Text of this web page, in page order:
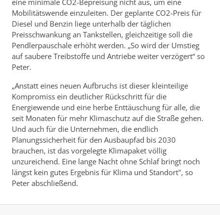
eine minimale CO2-Bepreisung nicht aus, um eine
Mobilitätswende einzuleiten. Der geplante CO2-Preis für
Diesel und Benzin liege unterhalb der täglichen
Preisschwankung an Tankstellen, gleichzeitige soll die
Pendlerpauschale erhöht werden. „So wird der Umstieg
auf saubere Treibstoffe und Antriebe weiter verzögert“ so
Peter.
„Anstatt eines neuen Aufbruchs ist dieser kleinteilige
Kompromiss ein deutlicher Rückschritt für die
Energiewende und eine herbe Enttäuschung für alle, die
seit Monaten für mehr Klimaschutz auf die Straße gehen.
Und auch für die Unternehmen, die endlich
Planungssicherheit für den Ausbaupfad bis 2030
brauchen, ist das vorgelegte Klimapaket völlig
unzureichend. Eine lange Nacht ohne Schlaf bringt noch
längst kein gutes Ergebnis für Klima und Standort", so
Peter abschließend.